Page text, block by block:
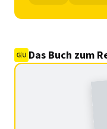
Das Buch zum